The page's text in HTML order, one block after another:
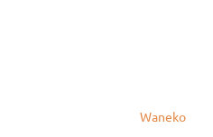
Waneko